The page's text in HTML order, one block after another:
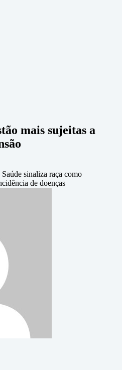
mais sujeitas a
sinaliza raça como
de doenças